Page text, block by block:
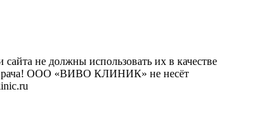
не должны использовать их в качестве
врача! ООО «ВИВО КЛИНИК» не несёт